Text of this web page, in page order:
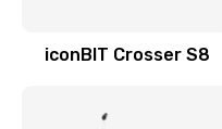
iconBIT Crosser S8